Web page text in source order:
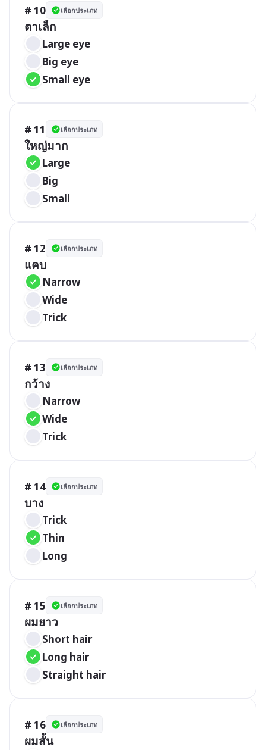
# 10 เลือกประเภท
ตาเล็ก
Large eye
Big eye
Small eye
# 11 เลือกประเภท
ใหญ่มาก
Large
Big
Small
# 12 เลือกประเภท
แคบ
Narrow
Wide
Trick
# 13 เลือกประเภท
กว้าง
Narrow
Wide
Trick
# 14 เลือกประเภท
บาง
Trick
Thin
Long
# 15 เลือกประเภท
ผมยาว
Short hair
Long hair
Straight hair
# 16 เลือกประเภท
ผมสั้น